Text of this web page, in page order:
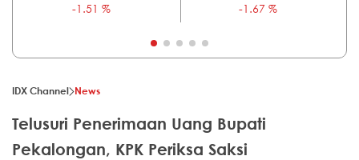
-1.51 %
-1.67 %
IDX Channel News
Telusuri Penerimaan Uang Bupati
Pekalongan, KPK Periksa Saksi